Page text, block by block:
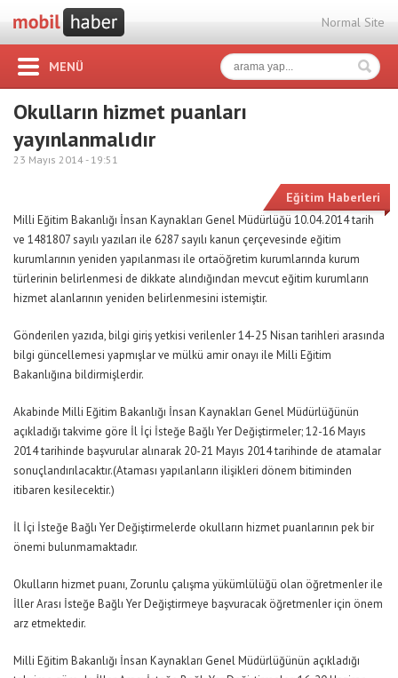
Normal Site
MENÜ
Okulların hizmet puanları
yayınlanmalıdır
23 Mayıs 2014 - 19:51
Eğitim Haberleri
Milli Eğitim Bakanlığı İnsan Kaynakları Genel Müdürlüğü 10.04.2014 tarih
ve 1481807 sayılı yazıları ile 6287 sayılı kanun çerçevesinde eğitim
kurumlarının yeniden yapılanması ile ortaöğretim kurumlarında kurum
türlerinin belirlenmesi de dikkate alındığından mevcut eğitim kurumların
hizmet alanlarının yeniden belirlenmesini istemiştir.
Gönderilen yazıda, bilgi giriş yetkisi verilenler 14-25 Nisan tarihleri arasında
bilgi güncellemesi yapmışlar ve mülkü amir onayı ile Milli Eğitim
Bakanlığına bildirmişlerdir.
Akabinde Milli Eğitim Bakanlığı İnsan Kaynakları Genel Müdürlüğünün
açıkladığı takvime göre İl İçi İsteğe Bağlı Yer Değiştirmeler; 12-16 Mayıs
2014 tarihinde başvurular alınarak 20-21 Mayıs 2014 tarihinde de atamalar
sonuçlandırılacaktır.(Ataması yapılanların ilişikleri dönem bitiminden
itibaren kesilecektir.)
İl İçi İsteğe Bağlı Yer Değiştirmelerde okulların hizmet puanlarının pek bir
önemi bulunmamaktadır.
Okulların hizmet puanı, Zorunlu çalışma yükümlülüğü olan öğretmenler ile
İller Arası İsteğe Bağlı Yer Değiştirmeye başvuracak öğretmenler için önem
arz etmektedir.
Milli Eğitim Bakanlığı İnsan Kaynakları Genel Müdürlüğünün açıkladığı